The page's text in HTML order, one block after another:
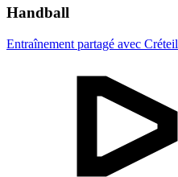
Handball
Entraînement partagé avec Créteil